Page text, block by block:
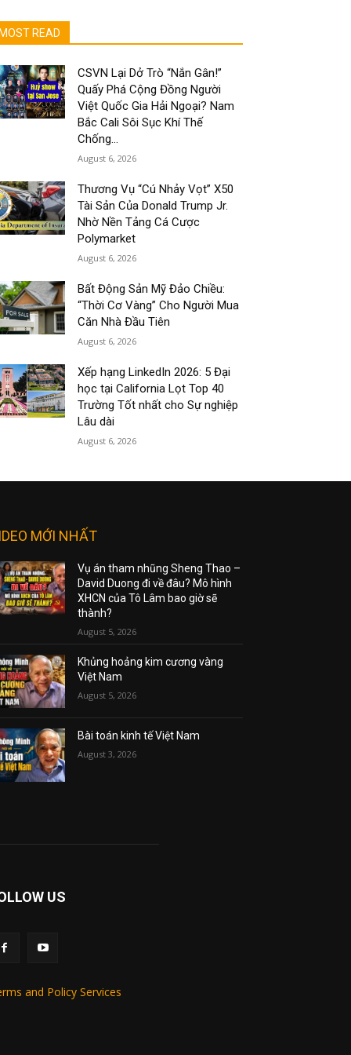
MOST READ
CSVN Lại Dở Trò “Nắn Gân!”
Quấy Phá Cộng Đồng Người
Việt Quốc Gia Hải Ngoại? Nam
Bắc Cali Sôi Sục Khí Thế
Chống...
August 6, 2026
Thương Vụ “Cú Nhảy Vọt” X50
Tài Sản Của Donald Trump Jr.
Nhờ Nền Tảng Cá Cược
Polymarket
August 6, 2026
Bất Động Sản Mỹ Đảo Chiều:
“Thời Cơ Vàng” Cho Người Mua
Căn Nhà Đầu Tiên
August 6, 2026
Xếp hạng LinkedIn 2026: 5 Đại
học tại California Lọt Top 40
Trường Tốt nhất cho Sự nghiệp
Lâu dài
August 6, 2026
MỚI NHẤT
Vụ án tham nhũng Sheng Thao –
David Duong đi về đâu? Mô hình
XHCN của Tô Lâm bao giờ sẽ
thành?
August 5, 2026
Khủng hoảng kim cương vàng
Việt Nam
August 5, 2026
Bài toán kinh tế Việt Nam
August 3, 2026
US
and Policy Services